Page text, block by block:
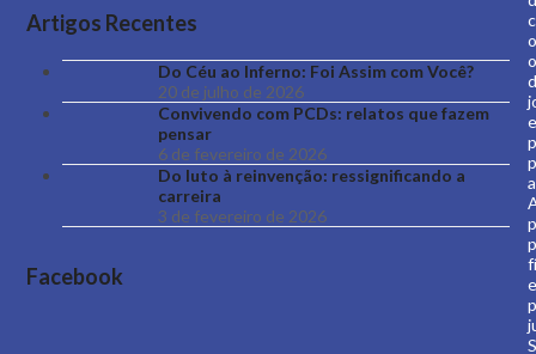
Artigos Recentes
Do Céu ao Inferno: Foi Assim com Você?
20 de julho de 2026
Convivendo com PCDs: relatos que fazem
pensar
6 de fevereiro de 2026
Do luto à reinvenção: ressignificando a
carreira
3 de fevereiro de 2026
Facebook
e
e